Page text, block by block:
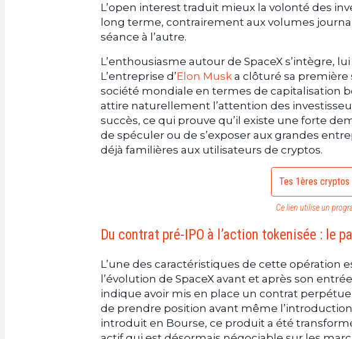
L’open interest traduit mieux la volonté des
long terme, contrairement aux volumes
séance à l’autre.
L’enthousiasme autour de SpaceX s’intègre,
L’entreprise d’Elon Musk a clôturé sa
société mondiale en termes de capitalisation
attire naturellement l’attention des
succès, ce qui prouve qu’il existe une forte
de spéculer ou de s’exposer aux grandes
déjà familières aux utilisateurs de cryptos.
Tes 1ères cryptos
Ce lien utilise un
Du contrat pré-IPO à l’action tokenisée : le
L’une des caractéristiques de cette opération
l’évolution de SpaceX avant et après son
indique avoir mis en place un contrat
de prendre position avant même
introduit en Bourse, ce produit a été